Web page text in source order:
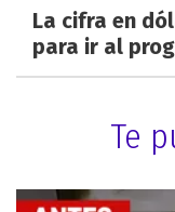
La cifra en
para ir al
Te